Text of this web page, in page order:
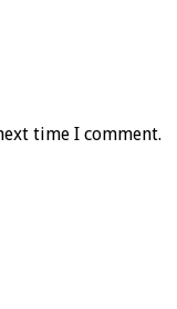
time I comment.